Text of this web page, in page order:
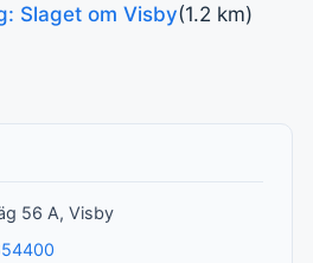
Slaget om Visby(1.2 km)
56 A, Visby